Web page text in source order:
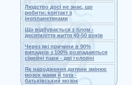
Людство досі не знає, що
робити: контакт з
інопланетянами
Що відбувається з тілом -
десятиліття життя 40-50 років
Через які причини в 90%
випадків з 100% розпадаються
сімейні пари - дві головні
Як народження дитини змінює
мозок мами й тата -
батьківський мозок